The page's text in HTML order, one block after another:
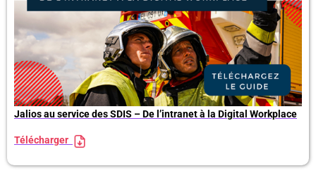
Jalios au service des SDIS – De l’intranet à la Digital Workplace
Télécharger